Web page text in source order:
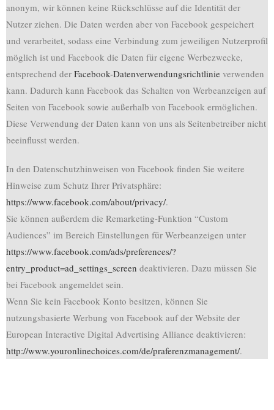
anonym, wir können keine Rückschlüsse auf die Identität der
Nutzer ziehen. Die Daten werden aber von Facebook gespeichert
und verarbeitet, sodass eine Verbindung zum jeweiligen Nutzerprofil
möglich ist und Facebook die Daten für eigene Werbezwecke,
entsprechend der Facebook-Datenverwendungsrichtlinie verwenden
kann. Dadurch kann Facebook das Schalten von Werbeanzeigen auf
Seiten von Facebook sowie außerhalb von Facebook ermöglichen.
Diese Verwendung der Daten kann von uns als Seitenbetreiber nicht
beeinflusst werden.
In den Datenschutzhinweisen von Facebook finden Sie weitere
Hinweise zum Schutz Ihrer Privatsphäre:
https://www.facebook.com/about/privacy/.
Sie können außerdem die Remarketing-Funktion “Custom
Audiences” im Bereich Einstellungen für Werbeanzeigen unter
https://www.facebook.com/ads/preferences/?
entry_product=ad_settings_screen deaktivieren. Dazu müssen Sie
bei Facebook angemeldet sein.
Wenn Sie kein Facebook Konto besitzen, können Sie
nutzungsbasierte Werbung von Facebook auf der Website der
European Interactive Digital Advertising Alliance deaktivieren:
http://www.youronlinechoices.com/de/praferenzmanagement/.